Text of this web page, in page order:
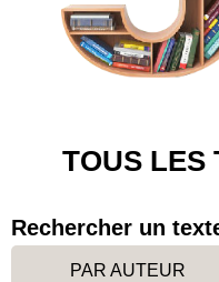
TOUS LES
Rechercher un
PAR AUTEUR